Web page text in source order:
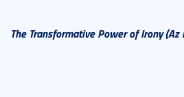
The Transformative Power of Irony